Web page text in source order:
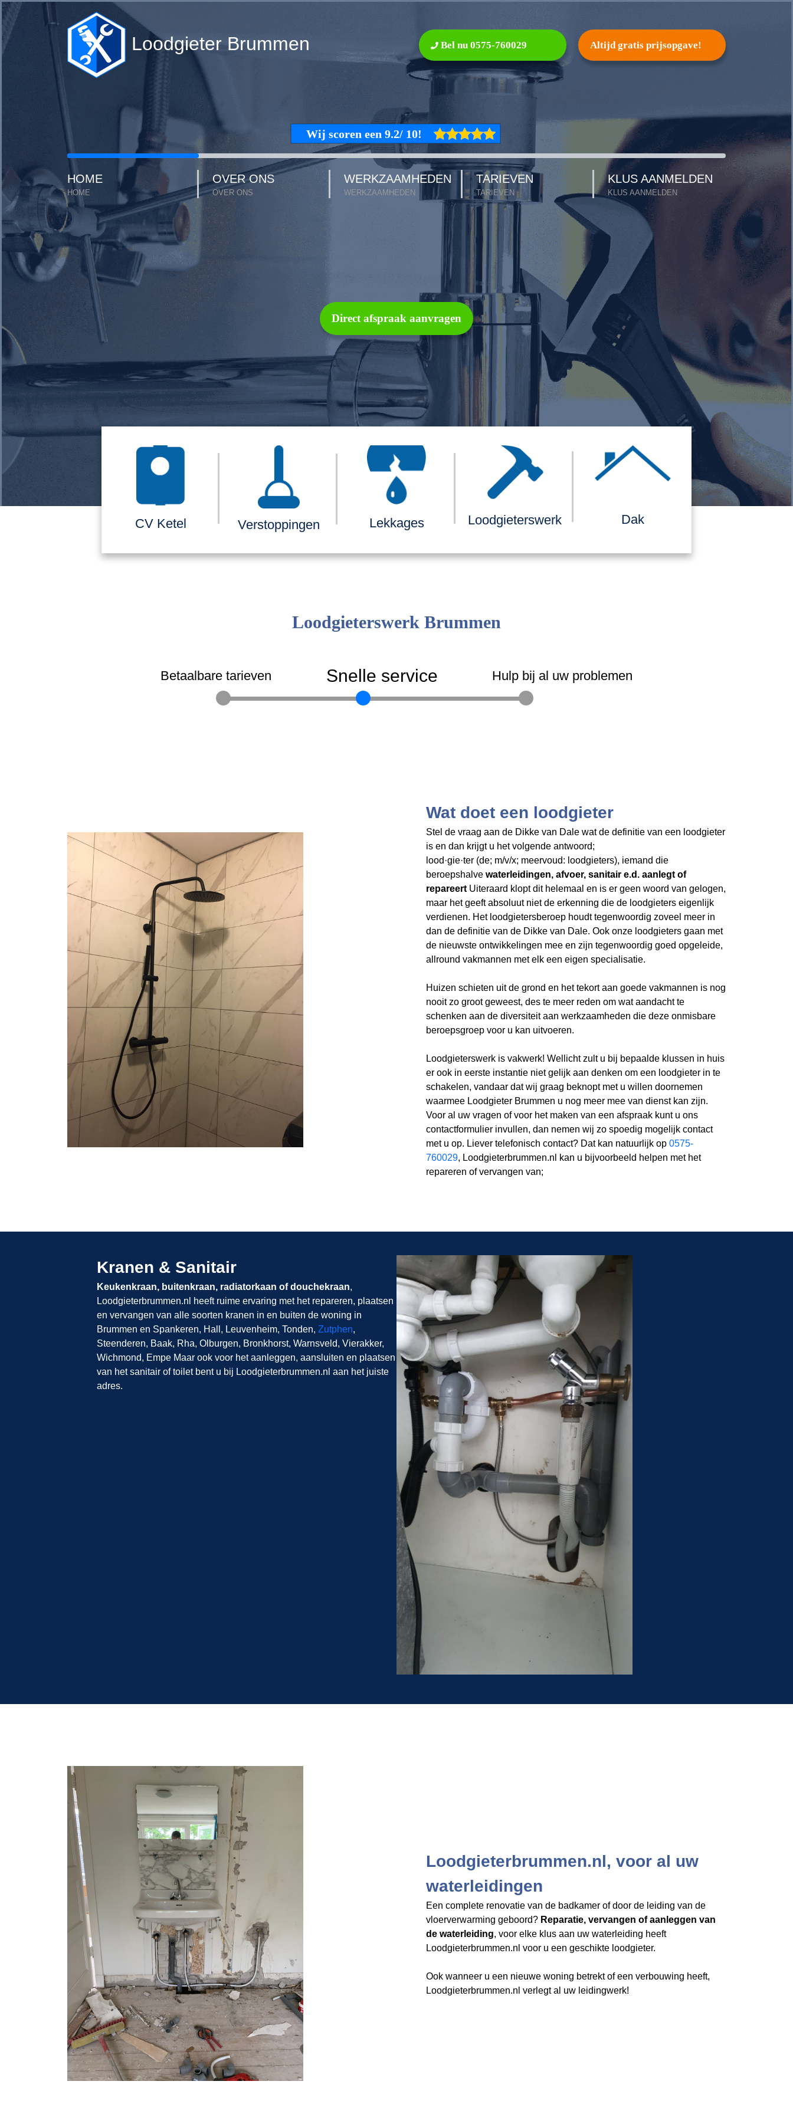
Loodgieter Brummen Bel nu 0575-760029 Altijd gratis prijsopgave!
HOME
HOME
OVER ONS
OVER ONS
WERKZAAMHEDEN
WERKZAAMHEDEN
TARIEVEN
TARIEVEN
KLUS AANMELDEN
KLUS AANMELDEN
Direct afspraak aanvragen
CV Ketel Verstoppingen Lekkages Loodgieterswerk Dak
Loodgieterswerk Brummen
Betaalbare tarieven Snelle service Hulp bij al uw problemen
Wat doet een loodgieter
Stel de vraag aan de Dikke van Dale wat de definitie van een loodgieter
is en dan krijgt u het volgende antwoord;
lood·gie·ter (de; m/v/x; meervoud: loodgieters), iemand die
beroepshalve waterleidingen, afvoer, sanitair e.d. aanlegt of
repareert Uiteraard klopt dit helemaal en is er geen woord van gelogen,
maar het geeftabsoluut niet de erkenning die de loodgieters eigenlijk
verdienen. Het loodgietersberoep houdt tegenwoordig zoveel meer in
dan de definitie van de Dikke van Dale. Ook onze loodgieters gaan met
de nieuwste ontwikkelingen mee en zijn tegenwoordig goed opgeleide,
allround vakmannen met elk een eigen specialisatie.
Huizen schieten uit de grond en het tekort aan goede vakmannen is nog
nooit zo groot geweest, des te meer reden om wat aandacht te
schenken aan de diversiteit aan werkzaamheden die deze onmisbare
beroepsgroep voor u kan uitvoeren.
Loodgieterswerk is vakwerk! Wellicht zult u bij bepaalde klussen in huis
er ook in eerste instantie niet gelijk aan denken om een loodgieter in te
schakelen, vandaar dat wij graag beknopt met u willen doornemen
waarmee Loodgieter Brummen u nog meer mee van dienst kan zijn.
Voor al uw vragen of voor het maken van een afspraak kunt u ons
contactformulier invullen, dan nemen wij zo spoedig mogelijk contact
met u op. Liever telefonisch contact? Dat kan natuurlijk op 0575-
760029, Loodgieterbrummen.nl kan u bijvoorbeeld helpen met het
repareren of vervangen van;
Kranen & Sanitair
Keukenkraan, buitenkraan, radiatorkaan of douchekraan,
Loodgieterbrummen.nl​​​​​​​
heeft ruime ervaring met het repareren, plaatsen
en vervangen van alle soorten kranen in en buiten de woning in
Brummen en Spankeren, Hall, Leuvenheim, Tonden, Zutphen,
Steenderen, Baak, Rha, Olburgen, Bronkhorst, Warnsveld, Vierakker,
Wichmond, Empe Maar ook voor het aanleggen, aansluiten en plaatsen
van het sanitair of toilet bent u bij Loodgieterbrummen.nl aan het juiste
adres.
Loodgieterbrummen.nl, voor al uw
waterleidingen
Een complete renovatie van de badkamer of door de leiding van de
vloerverwarming geboord? Reparatie, vervangen of aanleggen van
de waterleiding, voor elke klus aan uw waterleiding heeft
Loodgieterbrummen.nl​​​​​​​ voor u een geschikte loodgieter.
Ook wanneer u een nieuwe woning betrekt of een verbouwing heeft,
Loodgieterbrummen.nl verlegt al uw leidingwerk!